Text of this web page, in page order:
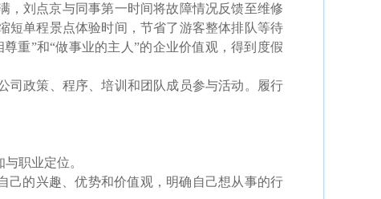
，刘点京与同事第一时间将故障情况反馈至维修
短单程景点体验时间，节省了游客整体排队等待
重”和“做事业的主人”的企业价值观，得到度假
政策、程序、培训和团队成员参与活动。履行
职业定位。
的兴趣、优势和价值观，明确自己想从事的行